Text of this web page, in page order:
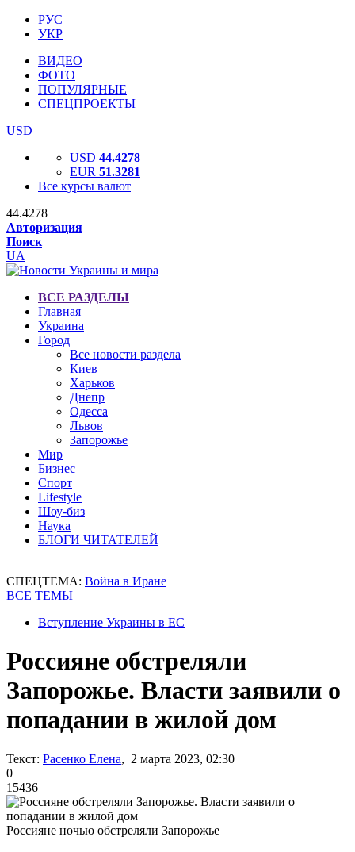
РУС
УКР
ВИДЕО
ФОТО
ПОПУЛЯРНЫЕ
СПЕЦПРОЕКТЫ
USD
USD 44.4278
EUR 51.3281
Все курсы валют
44.4278
Авторизация
Поиск
UA
ВСЕ РАЗДЕЛЫ
Главная
Украина
Город
Все новости раздела
Киев
Харьков
Днепр
Одесса
Львов
Запорожье
Мир
Бизнес
Спорт
Lifestyle
Шоу-биз
Наука
БЛОГИ ЧИТАТЕЛЕЙ
СПЕЦТЕМА: Война в Иране
ВСЕ ТЕМЫ
Вступление Украины в ЕС
Россияне обстреляли
Запорожье. Власти заявили о
попадании в жилой дом
Текст: Расенко Елена, 2 марта 2023, 02:30
0
15436
Россияне ночью обстреляли Запорожье